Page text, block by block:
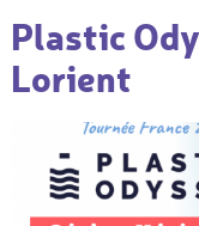
Plastic
Lorient